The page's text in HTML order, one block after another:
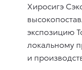
Хиросигэ
экспозицию
локальному
и